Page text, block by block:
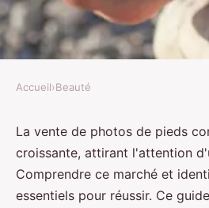
Comment vendre
guide complet
Alexandre• 15 octobre 2024•3 min
Accueil›Beauté
La vente de photos de pieds
croissante, attirant l'attention
Comprendre ce marché et
essentiels pour réussir. Ce